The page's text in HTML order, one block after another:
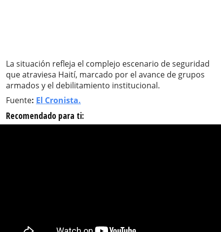
La situación refleja el complejo escenario de seguridad
que atraviesa Haití, marcado por el avance de grupos
armados y el debilitamiento institucional.
Fuente: El Cronista.
Recomendado para ti: